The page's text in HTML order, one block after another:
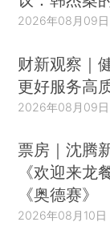
2026年08月09日
财新观察｜
更好服务高
2026年08月09日
票房｜沈腾
《欢迎来龙
《奥德赛》
2026年08月10日